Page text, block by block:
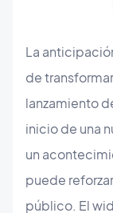
La
de
lanzamiento
inicio de una
un
puede
público. El